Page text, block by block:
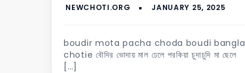
boudir mota pacha choda boudi bangla
chotie বৌদির ভোদায় মাল ঢেলে পরকিয়া চুদাচুদি মা ছেলে
[…]